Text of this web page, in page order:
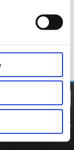
POLITYKA